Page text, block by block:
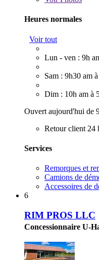
Heures normales
Voir tout
Lun - ven : 9h
Sam : 9h30 am
Dim : 10h am à
Ouvert aujourd'hui de
Retour client 24
Services
Remorques et
Camions de
Accessoires de
6
RIM PROS LLC
Concessionnaire U-